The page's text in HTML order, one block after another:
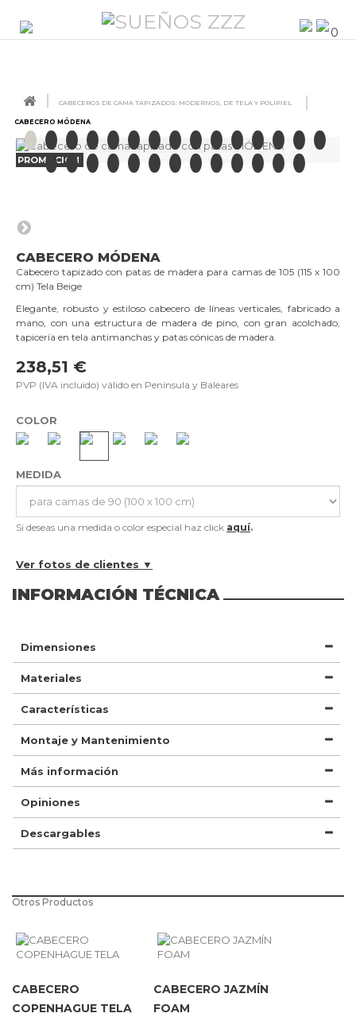
CABECEROS DE CAMA TAPIZADOS: MODERNOS, DE TELA Y POLIPIEL
CABECERO MÓDENA
PROMOCIÓN
CABECERO MÓDENA
Cabecero tapizado con patas de madera para camas de 105 (115 x 100
cm) Tela Beige
Elegante, robusto y estiloso cabecero de líneas verticales, fabricado a
mano, con una estructura de madera de pino, con gran acolchado,
tapicería en tela antimanchas y patas cónicas de madera.
238,51 €
PVP (IVA incluido) válido en Península y Baleares
COLOR
MEDIDA
Si deseas una medida o color especial haz click aquí.
Ver fotos de clientes ▼
INFORMACIÓN TÉCNICA
Dimensiones
Materiales
Características
Montaje y Mantenimiento
Más información
Opiniones
Descargables
Otros Productos
CABECERO
COPENHAGUE TELA
CABECERO JAZMÍN
FOAM
0